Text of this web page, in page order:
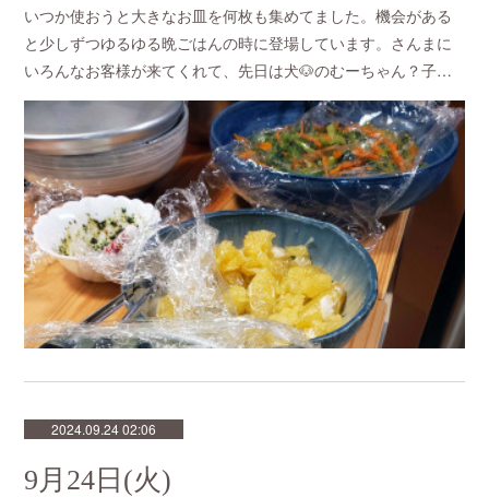
いつか使おうと大きなお皿を何枚も集めてました。機会がある
と少しずつゆるゆる晩ごはんの時に登場しています。さんまに
いろんなお客様が来てくれて、先日は犬🐶のむーちゃん？子…
2024.09.24 02:06
9月24日(火)